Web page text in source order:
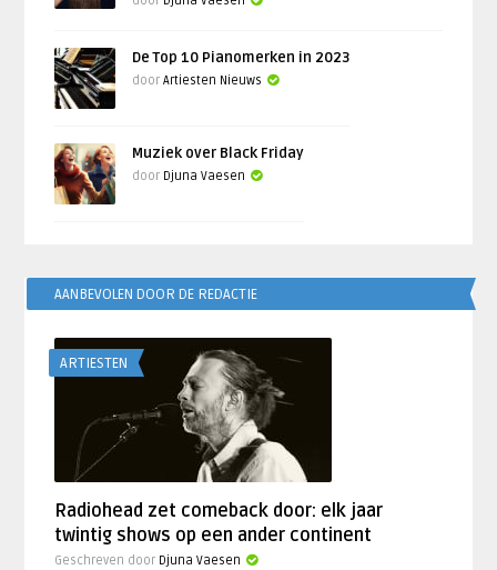
De Top 10 Pianomerken in 2023
doorArtiesten Nieuws
Muziek over Black Friday
door Djuna Vaesen
AANBEVOLEN DOOR DE REDACTIE
ARTIESTEN
Radiohead zet comeback door: elk jaar
twintig shows op een ander continent
Geschreven door Djuna Vaesen